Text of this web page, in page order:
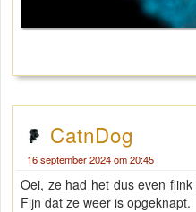
CatnDog
16 september 2024 om 20:45
Oei, ze had het dus even flink
Fijn dat ze weer is opgeknapt.